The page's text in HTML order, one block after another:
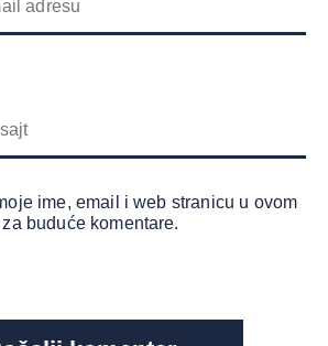
ime, email i web stranicu u ovom
buduće komentare.